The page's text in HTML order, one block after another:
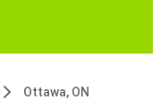
Ottawa, ON